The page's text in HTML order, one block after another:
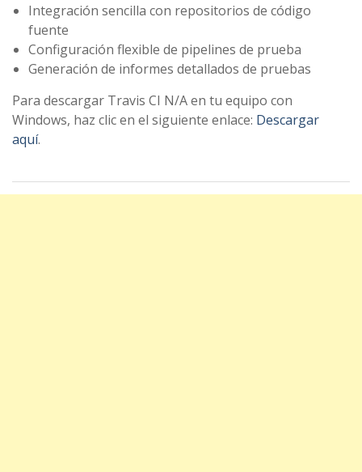
Integración sencilla con repositorios de código
fuente
Configuración flexible de pipelines de prueba
Generación de informes detallados de pruebas
Para descargar Travis CI N/A en tu equipo con
Windows, haz clic en el siguiente enlace: Descargar
aquí.